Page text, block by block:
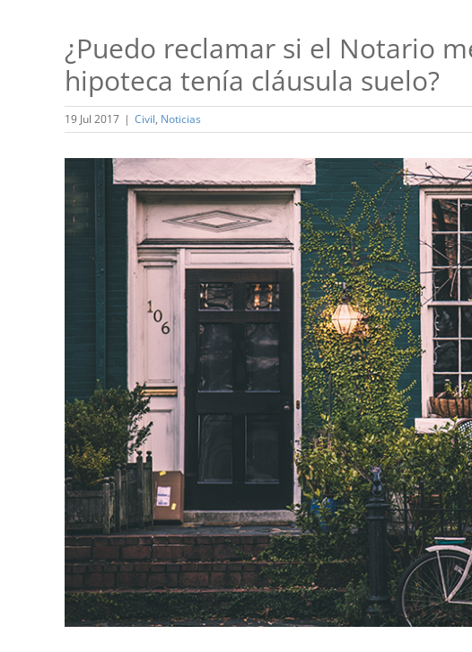
¿Puedo reclamar si el Notario
hipoteca tenía cláusula suelo?
19 Jul 2017 | Civil, Noticias
imagen
más
grande